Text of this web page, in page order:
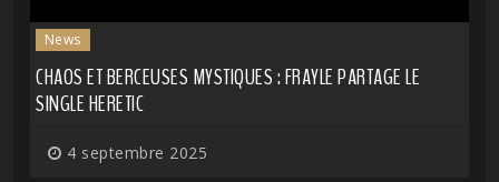
News
CHAOS ET BERCEUSES MYSTIQUES : FRAYLE PARTAGE LE
SINGLE HERETIC
4 septembre 2025